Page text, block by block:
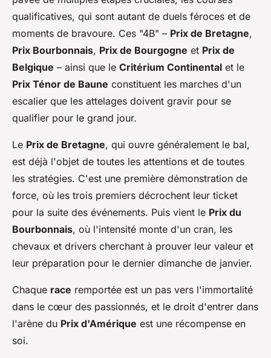
qualificatives, qui sont autant de duels féroces et de
moments de bravoure. Ces "4B" – Prix de Bretagne,
Prix Bourbonnais, Prix de Bourgogne et Prix de
Belgique – ainsi que le Critérium Continental et le
Prix Ténor de Baune constituent les marches d'un
escalier que les attelages doivent gravir pour se
qualifier pour le grand jour.
Le Prix de Bretagne, qui ouvre généralement le bal,
est déjà l'objet de toutes les attentions et de toutes
les stratégies. C'est une première démonstration de
force, où les trois premiers décrochent leur ticket
pour la suite des événements. Puis vient le Prix du
Bourbonnais, où l'intensité monte d'un cran, les
chevaux et drivers cherchant à prouver leur valeur et
leur préparation pour le dernier dimanche de janvier.
Chaque race remportée est un pas vers l'immortalité
dans le cœur des passionnés, et le droit d'entrer dans
l'arène du Prix d'Amérique est une récompense en
soi.